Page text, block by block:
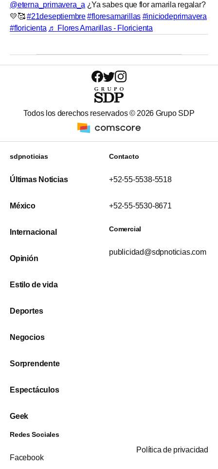
@eterna_primavera_a ¿Ya sabes que flor amarila regalar?
💛🥰#21deseptiembre #floresamarillas #iniciodeprimavera
#floricienta ♬ Flores Amarillas - Floricienta
Todos los derechos reservados © 2026 Grupo SDP
sdpnoticias
Últimas Noticias
México
Internacional
Opinión
Estilo de vida
Deportes
Negocios
Sorprendente
Espectáculos
Geek
Contacto
+52-55-5538-5518
+52-55-5530-8671
Comercial
publicidad@sdpnoticias.com
Redes Sociales
Facebook
Política de privacidad